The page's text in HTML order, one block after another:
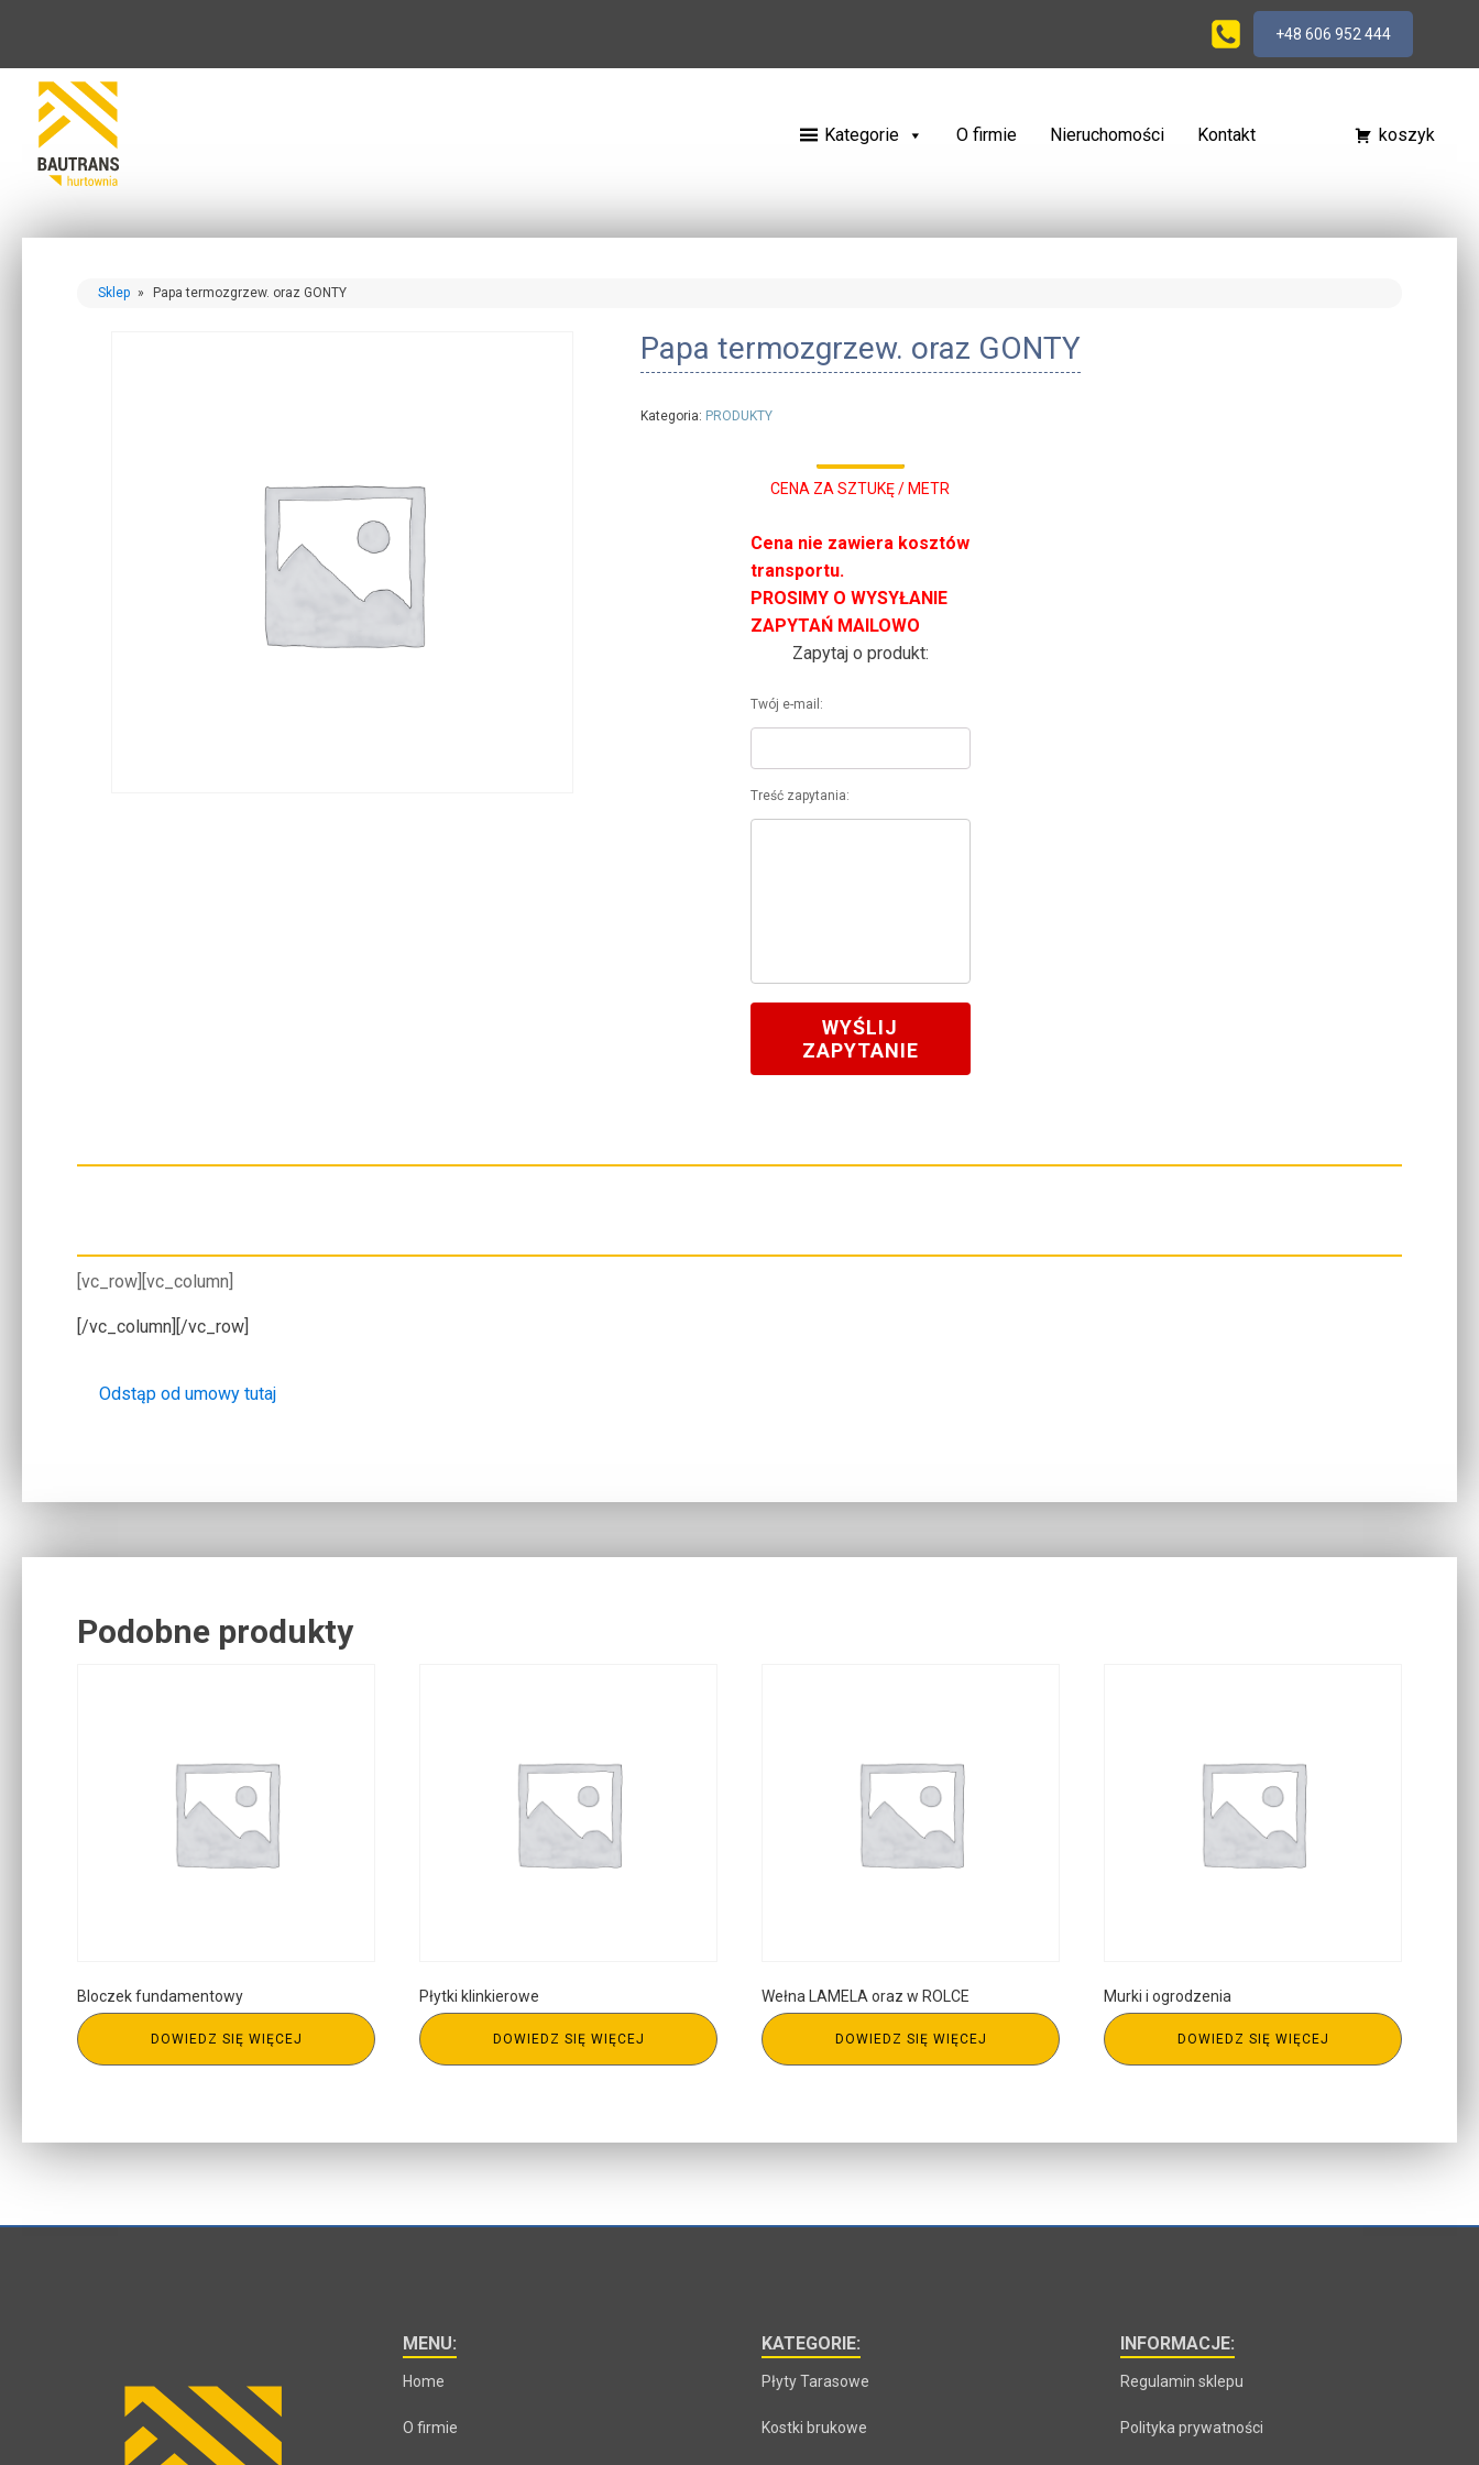
+48 606 952 444
Kategorie O firmie Nieruchomości Kontakt koszyk
Sklep » Papa termozgrzew. oraz GONTY
Papa termozgrzew. oraz GONTY
Kategoria: PRODUKTY
CENA ZA SZTUKĘ / METR
Cena nie zawiera kosztów
transportu.
PROSIMY O WYSYŁANIE
ZAPYTAŃ MAILOWO
Zapytaj o produkt:
Twój e-mail:
Treść zapytania:
WYŚLIJ
ZAPYTANIE
[vc_row][vc_column]
[/vc_column][/vc_row]
Odstąp od umowy tutaj
Podobne produkty
Bloczek fundamentowy
DOWIEDZ SIĘ WIĘCEJ
Płytki klinkierowe
DOWIEDZ SIĘ WIĘCEJ
Wełna LAMELA oraz w ROLCE
DOWIEDZ SIĘ WIĘCEJ
Murki i ogrodzenia
DOWIEDZ SIĘ WIĘCEJ
MENU:
Home
O firmie
KATEGORIE:
Płyty Tarasowe
Kostki brukowe
INFORMACJE:
Regulamin sklepu
Polityka prywatności